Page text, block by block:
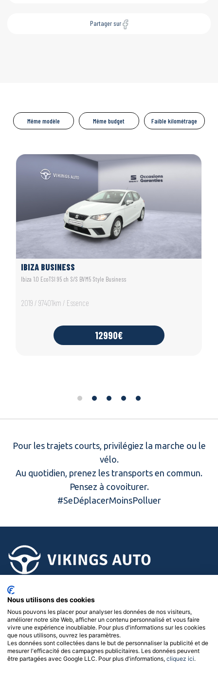
Partager sur
Même modèle Même budget Faible kilométrage
IBIZA BUSINESS
Ibiza 1.0 EcoTSI 95 ch S/S BVM5 Style Business
2019 / 97401km / Essence
12990€
Pour les trajets courts, privilégiez la marche ou le
vélo.
Au quotidien, prenez les transports en commun.
Pensez à covoiturer.
#SeDéplacerMoinsPolluer
02.58.15.15.15
Suivez-nous !
Menu
Nos concessions
Nous utilisons des cookies
Nous pouvons les placer pour analyser les données de nos visiteurs,
améliorer notre site Web, afficher un contenu personnalisé et vous faire
vivre une expérience inoubliable. Pour plus d'informations sur les cookies
que nous utilisons, ouvrez les paramètres.
Les données sont collectées dans le but de personnaliser la publicité et de
mesurer l'efficacité des campagnes publicitaires. Les données peuvent
être partagées avec Google LLC. Pour plus d'informations, cliquez ici.